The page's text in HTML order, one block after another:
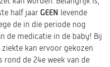
half jaar GEEN levende
de in die periode nog
de medicatie in de baby! Bij
kan ervoor gekozen
rond de 24e week van de